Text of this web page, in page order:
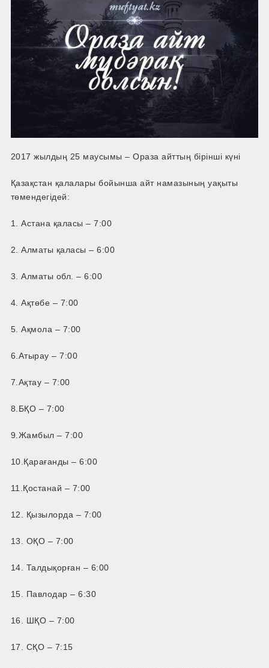
2017 жылдың 25 маусымы – Ораза айттың бірінші күні
Қазақстан қалалары бойынша айт намазының уақыты
төмендегідей:
1. Астана қаласы – 7:00
2. Алматы қаласы – 6:00
3. Алматы обл. – 6:00
4. Ақтөбе – 7:00
5. Ақмола – 7:00
6.Атырау – 7:00
7.Ақтау – 7:00
8.БҚО – 7:00
9.Жамбыл – 7:00
10.Қарағанды – 6:00
11.Қостанай – 7:00
12. Қызылорда – 7:00
13. ОҚО – 7:00
14. Талдықорған – 6:00
15. Павлодар – 6:30
16. ШҚО – 7:00
17. СҚО – 7:15